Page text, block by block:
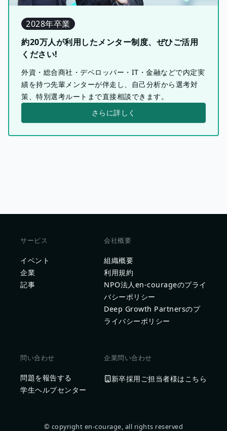
2028年卒業
約20万人が利用したメンター制度、ぜひご活用
ください!
外資・総合商社・デベロッパー・IT・金融などで内定実
績を持つ先輩メンターが伴走し、自己分析から選考対
策、特別選考ルートまで直接相談できます。
さらに詳しく
サービス
イベント
企業
記事
会社概要
組織概要
利用規約
NPO法人en-courageのプライ
バシーポリシー
Deep Growth Partnersのプ
ライバシーポリシー
問い合わせ
問題を報告する
学生ヘルプセンター
企業問い合わせ
新卒採用ご担当者様はこちら
© copyright en-courage, all rights reserved